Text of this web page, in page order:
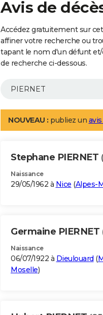
Avis de
Accédez gratuitement sur
affiner votre recherche ou
tapant le nom d'un défunt
de recherche ci-dessous.
NOUVEAU : publiez un
Stephane PIERNET
Naissance
29/05/1962 à Nice (Alpes-
Germaine PIERNET
Naissance
06/07/1922 à Dieulouard (
Moselle)